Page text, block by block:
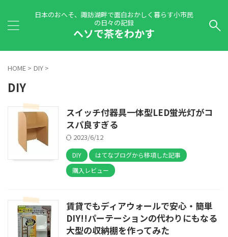
日本のおへそ、諏訪湖畔で面白おかしく暮らす小市民
の日々の記録
ヘソで茶をわかす
HOME > DIY >
DIY
スイッチ付器具一体型LED蛍光灯がコ
スパ良すぎる
2023/6/12
DIY
はてなブログから移項した記事
購入レビュー
賃貸でもディアウォールで安心・簡単
DIY!!パーテーションの代わりにもなる
大型の収納棚を作ってみた